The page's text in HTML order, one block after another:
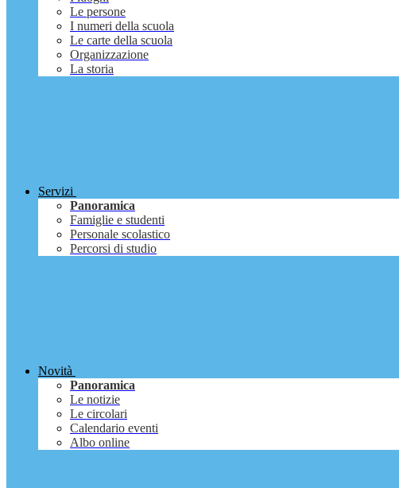
Le persone
I numeri della scuola
Le carte della scuola
Organizzazione
La storia
Servizi
Panoramica
Famiglie e studenti
Personale scolastico
Percorsi di studio
Novità
Panoramica
Le notizie
Le circolari
Calendario eventi
Albo online